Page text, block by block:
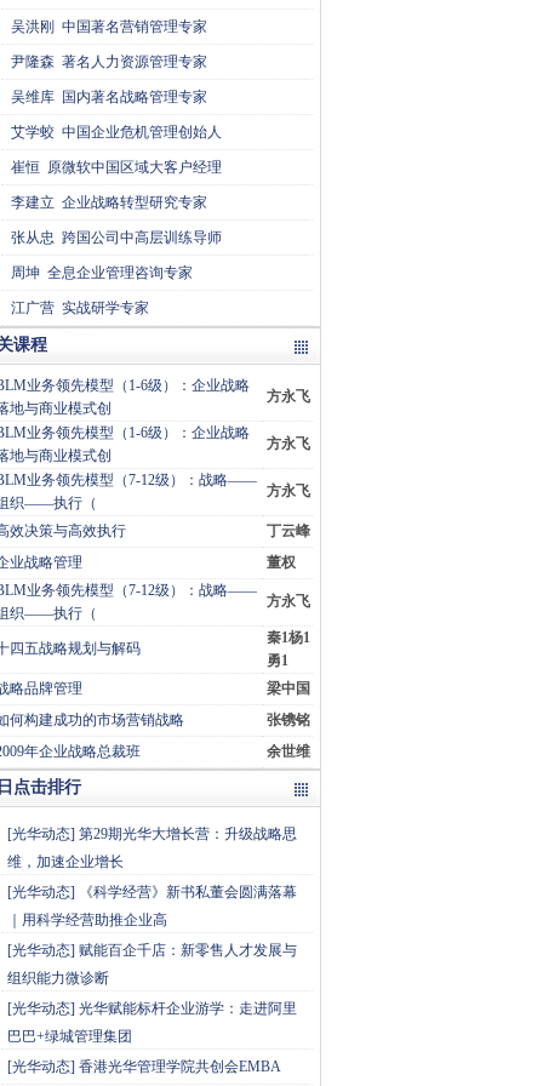
吴洪刚 中国著名营销管理专家
尹隆森 著名人力资源管理专家
吴维库 国内著名战略管理专家
艾学蛟 中国企业危机管理创始人
崔恒 原微软中国区域大客户经理
李建立 企业战略转型研究专家
张从忠 跨国公司中高层训练导师
周坤 全息企业管理咨询专家
江广营 实战研学专家
课程
业务领先模型（1-6级）：企业战略
地与商业模式创
方永飞
业务领先模型（1-6级）：企业战略
地与商业模式创
方永飞
业务领先模型（7-12级）：战略——
织——执行（
方永飞
效决策与高效执行
丁云峰
业战略管理
董权
业务领先模型（7-12级）：战略——
织——执行（
方永飞
四五战略规划与解码
秦1杨1
勇1
略品牌管理
梁中国
何构建成功的市场营销战略
张镌铭
年企业战略总裁班
余世维
点击排行
[光华动态] 第29期光华大增长营：升级战略思
维，加速企业增长
[光华动态]
《科学经营》新书私董会圆满落幕
｜用科学经营助推企业高
[光华动态] 赋能百企千店：新零售人才发展与
组织能力微诊断
[光华动态] 光华赋能标杆企业游学：走进阿里
巴巴+绿城管理集团
[光华动态] 香港光华管理学院共创会EMBA